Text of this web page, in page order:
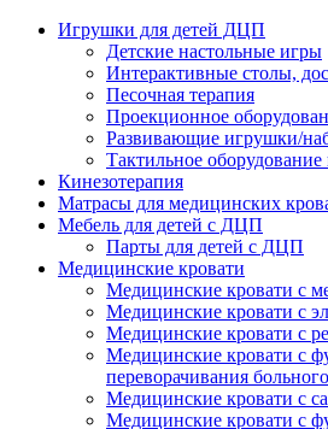
Игрушки для детей ДЦП
Детские настольные игры
Интерактивные столы,
Песочная терапия
Проекционное
Развивающие игрушки/
Тактильное
Кинезотерапия
Матрасы для медицинских
Мебель для детей с ДЦП
Парты для детей с ДЦП
Медицинские кровати
Медицинские кровати с
Медицинские кровати с
Медицинские кровати с
Медицинские кровати с
переворачивания больного
Медицинские кровати с
Медицинские кровати с